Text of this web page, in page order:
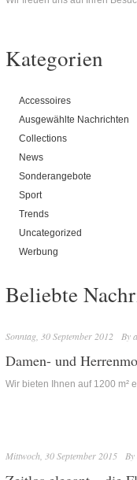
Kategorien
Accessoires
Ausgewählte Nachrichten
Collections
News
Sonderangebote
Sport
Trends
Uncategorized
Werbung
Beliebte
Sonntag, 30 September 2012 By
Damen- und
Wir bieten Ihnen auf 1200 m²
Mittwoch, 30 September 2015 By